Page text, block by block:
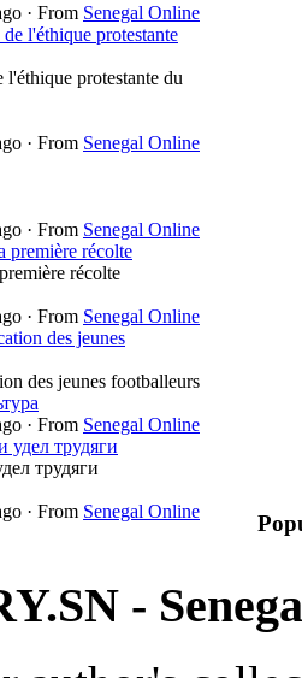
· From Senegal Online
l'éthique protestante
protestante du
· From Senegal Online
· From Senegal Online
première récolte
récolte
· From Senegal Online
des jeunes
des jeunes footballeurs
· From Senegal Online
трудяги
трудяги
· From Senegal Online
-